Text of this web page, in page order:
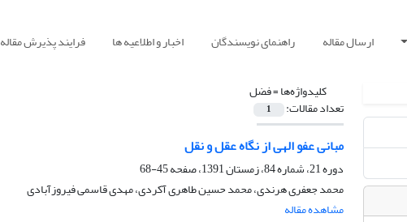
ارسال مقاله راهنمای نویسندگان اخبار و اطلاعیه ها فرایند پذیرش مقاله
کلیدواژه‌ها =فضل
تعداد مقالات: 1
مبانی عفو الهی از نگاه عقل و نقل
دوره 21، شماره 84، زمستان 1391، صفحه
45-68
محمد جعفری هرندی، محمد حسین طاهری آکردی، مهدی قاسمی فیروزآبادی
مشاهده مقاله